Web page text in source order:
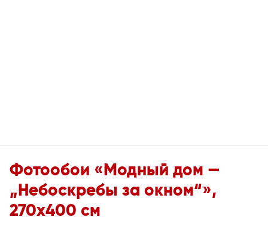
Фотообои «Модный дом —
„Небоскребы за окном“»,
270x400 см